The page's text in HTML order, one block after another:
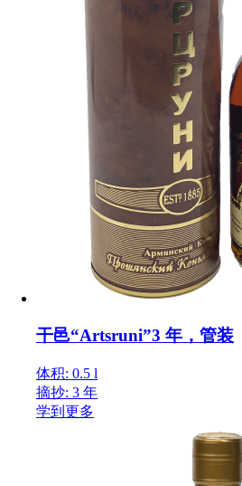
干邑“Artsruni”3 年，管装
体积: 0.5 l
摘抄: 3 年
学到更多